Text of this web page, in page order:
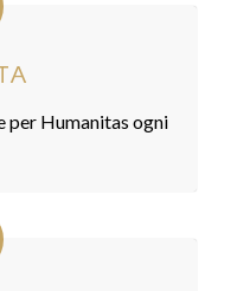
per Humanitas ogni